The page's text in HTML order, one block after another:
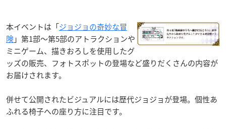
本イベントは「ジョジョの奇妙な冒
険」第1部～第5部のアトラクションや
ミニゲーム、描きおろしを使用したグ
ッズの販売、フォトスポットの登場など盛りだくさんの内容が
お届けされます。
併せて公開されたビジュアルには歴代ジョジョが登場。個性あ
ふれる椅子への座り方に注目です。